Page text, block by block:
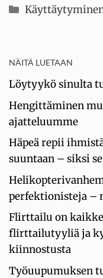
Kategoriat
NÄITÄ LUETAAN
Löytyykö sinulta
Hengittäminen
ajatteluumme
Häpeä repii
suuntaan – siksi
perfektionisteja –
Flirttailu on
flirttailutyyliä ja
kiinnostusta
Työuupumuksen